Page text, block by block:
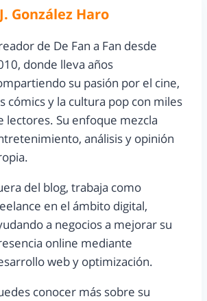
González Haro
de De Fan a Fan desde
donde lleva años
su pasión por el cine,
cómics y la cultura pop con miles
lectores. Su enfoque mezcla
análisis y opinión
del blog, trabaja como
en el ámbito digital,
a negocios a mejorar su
online mediante
web y optimización.
conocer más sobre su